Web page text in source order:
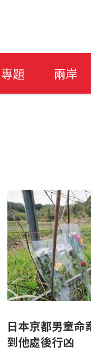
專題 兩岸
日本京都男童
到他處後行凶